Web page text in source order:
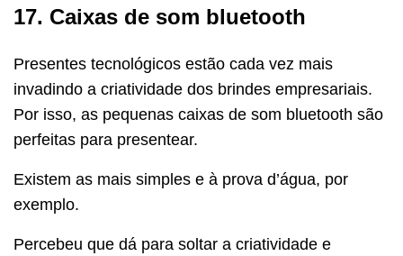
17. Caixas de som bluetooth
Presentes tecnológicos estão cada vez mais
invadindo a criatividade dos brindes empresariais.
Por isso, as pequenas caixas de som bluetooth são
perfeitas para presentear.
Existem as mais simples e à prova d’água, por
exemplo.
Percebeu que dá para soltar a criatividade e